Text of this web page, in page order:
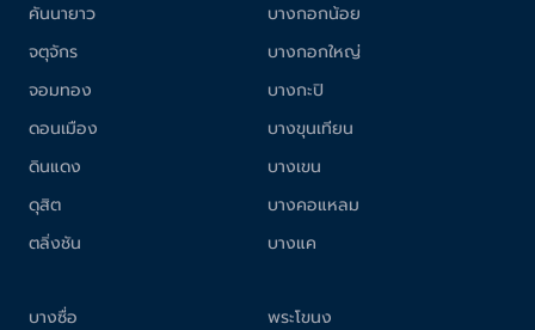
คันนายาว
จตุจักร
จอมทอง
ดอนเมือง
ดินแดง
ดุสิต
ตลิ่งชัน
บางกอกน้อย
บางกอกใหญ่
บางกะปิ
บางขุนเทียน
บางเขน
บางคอแหลม
บางแค
บางซื่อ
พระโขนง